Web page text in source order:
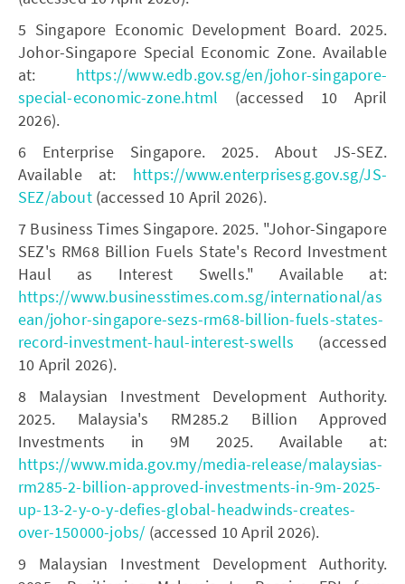
5 Singapore Economic Development Board. 2025.
Johor-Singapore Special Economic Zone. Available
at: https://www.edb.gov.sg/en/johor-singapore-
special-economic-zone.html (accessed 10 April
2026).
6 Enterprise Singapore. 2025. About JS-SEZ.
Available at: https://www.enterprisesg.gov.sg/JS-
SEZ/about(accessed 10 April 2026).
7 Business Times Singapore. 2025. "Johor-Singapore
SEZ's RM68 Billion Fuels State's Record Investment
Haul as Interest Swells." Available at:
https://www.businesstimes.com.sg/international/as
ean/johor-singapore-sezs-rm68-billion-fuels-states-
record-investment-haul-interest-swells (accessed
10 April 2026).
8 Malaysian Investment Development Authority.
2025. Malaysia's RM285.2 Billion Approved
Investments in 9M 2025. Available at:
https://www.mida.gov.my/media-release/malaysias-
rm285-2-billion-approved-investments-in-9m-2025-
up-13-2-y-o-y-defies-global-headwinds-creates-
over-150000-jobs/ (accessed 10 April 2026).
9 Malaysian Investment Development Authority.